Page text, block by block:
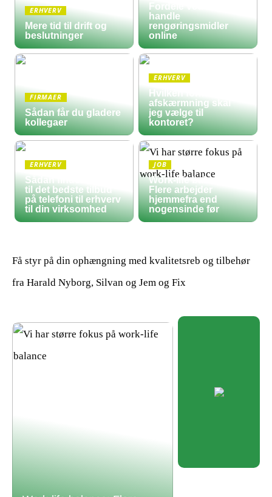
ERHVERV
Mere tid til drift og
beslutninger
Fordele ved at
handle
rengøringsmidler
online
FIRMAER
Sådan får du gladere
kollegaer
ERHVERV
Hvilken form for
afskærmning skal
jeg vælge til
kontoret?
ERHVERV
Sådan finder du frem
til det bedste tilbud
på telefoni til erhverv
til din virksomhed
JOB
Work-life balance:
Flere arbejder
hjemmefra end
nogensinde før
Få styr på din ophængning med kvalitetsreb og tilbehør
fra Harald Nyborg, Silvan og Jem og Fix